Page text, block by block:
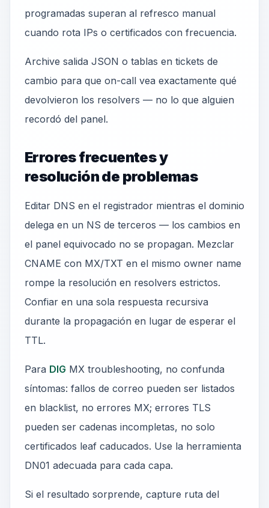
programadas superan al refresco manual
cuando rota IPs o certificados con frecuencia.
Archive salida JSON o tablas en tickets de
cambio para que on-call vea exactamente qué
devolvieron los resolvers — no lo que alguien
recordó del panel.
Errores frecuentes y
resolución de problemas
Editar DNS en el registrador mientras el dominio
delega en un NS de terceros — los cambios en
el panel equivocado no se propagan. Mezclar
CNAME con MX/TXT en el mismo owner name
rompe la resolución en resolvers estrictos.
Confiar en una sola respuesta recursiva
durante la propagación en lugar de esperar el
TTL.
Para DIG MX troubleshooting, no confunda
síntomas: fallos de correo pueden ser listados
en blacklist, no errores MX; errores TLS
pueden ser cadenas incompletas, no solo
certificados leaf caducados. Use la herramienta
DN01 adecuada para cada capa.
Si el resultado sorprende, capture ruta del